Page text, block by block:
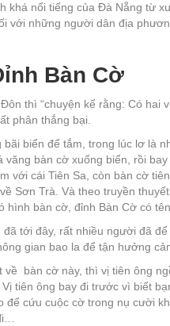
khá nổi tiếng của Đà Nẵng từ
với những người dân địa
Bàn Cờ
thì “chuyện kể rằng: Có hai
phân thắng bại.
biển để tắm, trong lúc lơ là
bàn cờ xuống biển, rồi
với cái Tiên Sa, còn bàn cờ
Sơn Trà. Và theo truyền
hình bàn cờ, đỉnh Bàn Cờ có
tới đây, rất nhiều người đã
gian bao la để tận hưởng
bàn cờ này, thì vị tiên ông
tiên ông bay đi trước vì biết
để cứu cuộc cờ trong nụ cười